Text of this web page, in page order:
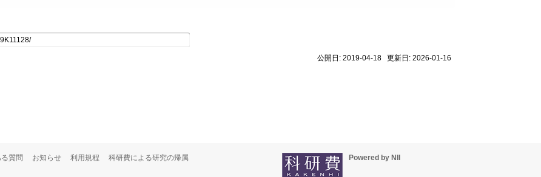
公開日: 2019-04-18 更新日: 2026-01-16
質問 お知らせ 利用規程 科研費による研究の帰属 Powered by NII